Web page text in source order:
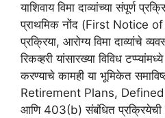
याशिवाय विमा दाव्यांच्या संपूर्ण
प्राथमिक नोंद (First Notice
प्रक्रिया, आरोग्य विमा दाव्यांचे
रिकव्हरी यांसारख्या विविध
करण्याचे कामही या भूमिकेत
Retirement Plans,
आणि 403(b) संबंधित प्रक्रियेची